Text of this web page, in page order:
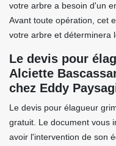
votre arbre a besoin d'un
Avant toute opération, cet
votre arbre et déterminera
Le devis pour
Alciette
chez Eddy
Le devis pour élagueur
gratuit. Le document vous
avoir l'intervention de son